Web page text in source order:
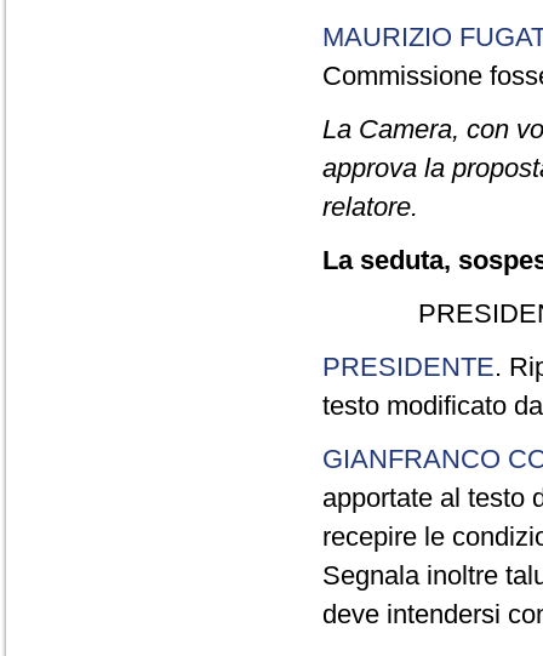
MAURIZIO
Commissione
La Camera, con
approva la
relatore.
La seduta,
PRESIDENTE.
testo modificato
GIANFRANCO
apportate al testo
recepire le
Segnala inoltre
deve intendersi